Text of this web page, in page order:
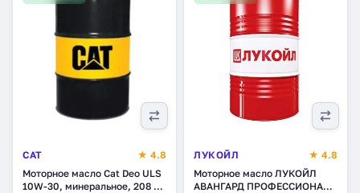
CAT
★ 4.8
Моторное масло Cat Deo ULS
10W-30, минеральное, 208 л
ЛУКОЙЛ
★ 4.8
Моторное масло ЛУКОЙЛ
АВАНГАРД ПРОФЕССИОНАЛ